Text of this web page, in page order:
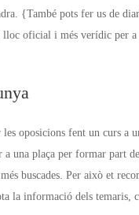
{També pots fer us de
oficial i més verídic per a
les oposicions fent un curs
a una plaça per formar part
buscades. Per això et
la informació dels temaris,